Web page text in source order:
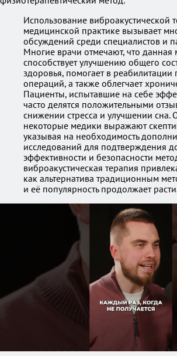
Использование виброакустической
медицинской практике вызывает
обсуждений среди специалистов и
Многие врачи отмечают, что данная
способствует улучшению общего
здоровья, помогает в реабилитации
операций, а также облегчает
Пациенты, испытавшие на себе
часто делятся положительными
снижении стресса и улучшении сна.
некоторые медики выражают
указывая на необходимость
исследований для подтверждения
эффективности и безопасности
виброакустическая терапия
как альтернатива традиционным
и её популярность продолжает